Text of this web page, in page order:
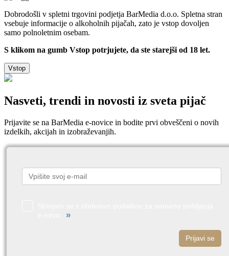
Dobrodošli v spletni trgovini podjetja BarMedia d.o.o. Spletna stran
vsebuje informacije o alkoholnih pijačah, zato je vstop dovoljen
samo polnoletnim osebam.
S klikom na gumb Vstop potrjujete, da ste starejši od 18 let.
Vstop
Nasveti, trendi in novosti iz sveta pijač
Prijavite se na BarMedia e-novice in bodite prvi obveščeni o novih
izdelkih, akcijah in izobraževanjih.
»
Prijavi se